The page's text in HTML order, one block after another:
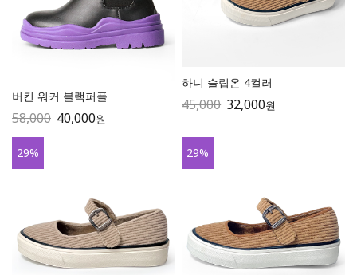
버킨 워커 블랙퍼플
58,000 40,000원
하니 슬립온 4컬러
45,000 32,000원
29% 29%